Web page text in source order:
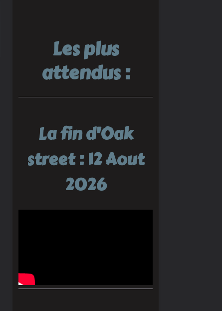
Les plus
attendus :
La fin d'Oak
street : 12 Aout
2026